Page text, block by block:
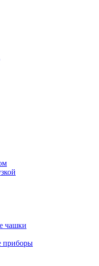
чашки
приборы